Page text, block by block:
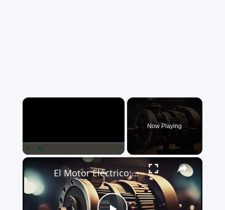
×
Now Playing
×
El Motor Eléctrico: Revolución en la Ingeniería